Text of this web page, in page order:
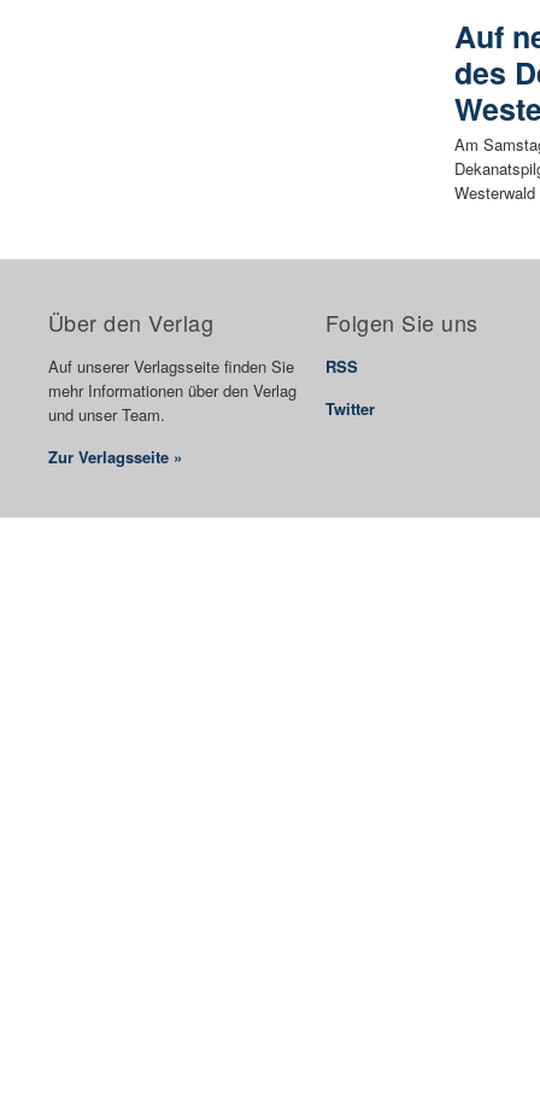
Auf
des
Am
Über den Verlag
Auf unserer Verlagsseite finden Sie
mehr Informationen über den Verlag
und unser Team.
Zur Verlagsseite »
Folgen Sie uns
RSS
Twitter